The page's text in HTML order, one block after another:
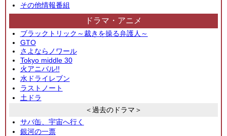
その他情報番組
ドラマ・アニメ
ブラックトリック～裁きを操る弁護人～
GTO
さよならノワール
Tokyo middle 30
火アニバル!!
水ドライレブン
ラストノート
土ドラ
＜過去のドラマ＞
サバ缶、宇宙へ行く
銀河の一票